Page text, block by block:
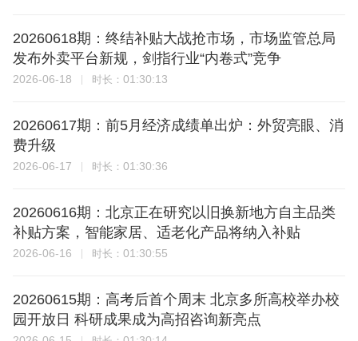
20260618期：终结补贴大战抢市场，市场监管总局
发布外卖平台新规，剑指行业“内卷式”竞争
2026-06-18 时长： 01:30:13
20260617期：前5月经济成绩单出炉：外贸亮眼、消
费升级
2026-06-17 时长： 01:30:36
20260616期：北京正在研究以旧换新地方自主品类
补贴方案，智能家居、适老化产品将纳入补贴
2026-06-16 时长： 01:30:55
20260615期：高考后首个周末 北京多所高校举办校
园开放日 科研成果成为高招咨询新亮点